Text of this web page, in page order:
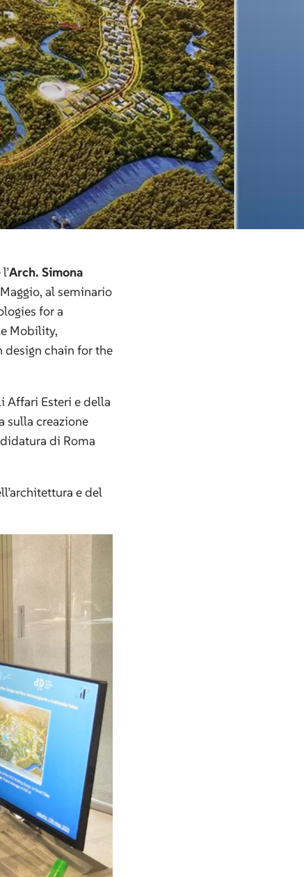
Arch. Simona
al seminario
for a
Mobility,
chain for the
Affari Esteri e della
sulla creazione
di Roma
e del